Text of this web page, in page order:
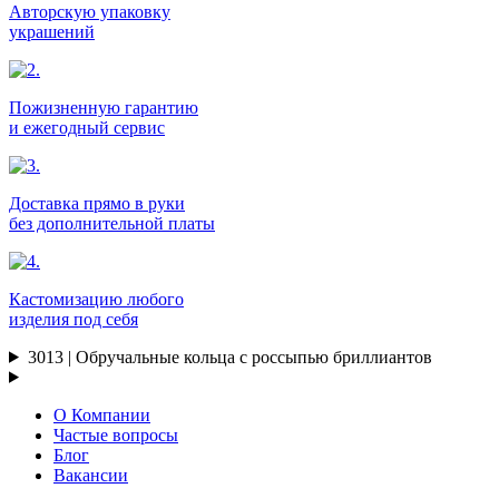
Авторскую упаковку
украшений
Пожизненную гарантию
и ежегодный сервис
Доставка прямо в руки
без дополнительной платы
Кастомизацию любого
изделия под себя
3013 | Обручальные кольца с россыпью бриллиантов
О Компании
Частые вопросы
Блог
Вакансии